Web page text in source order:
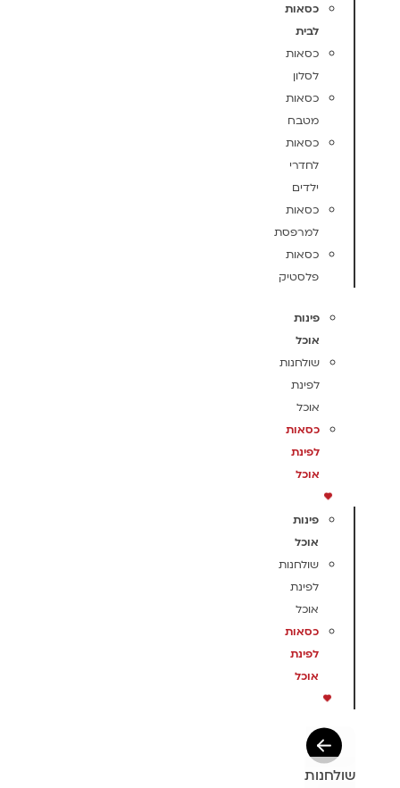
כסאות
לבית
כסאות
לסלון
כסאות
מטבח
כסאות
לחדרי
ילדים
כסאות
למרפסת
כסאות
פלסטיק
פינות
אוכל
שולחנות
לפינת
אוכל
כסאות
לפינת
אוכל
פינות
אוכל
שולחנות
לפינת
אוכל
כסאות
לפינת
אוכל
שולחנות